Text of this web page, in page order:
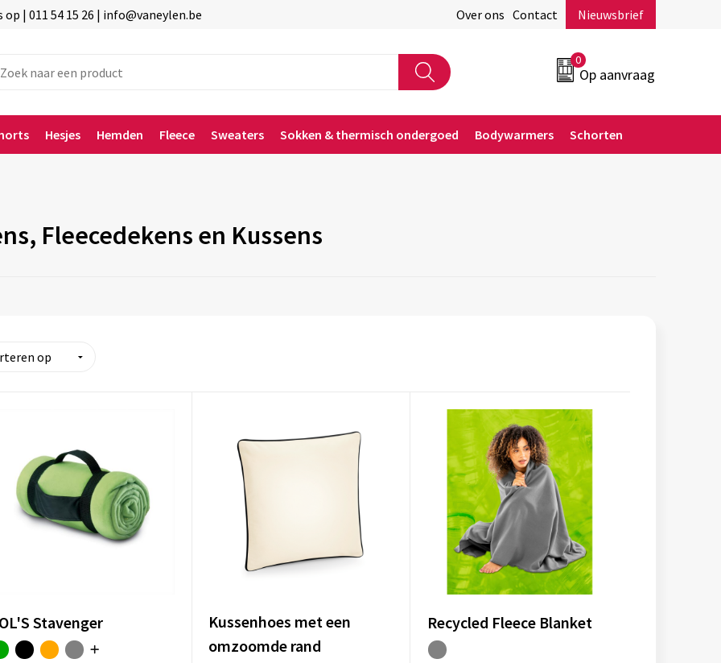
| 011 54 15 26 | info@vaneylen.be Over ons Contact Nieuwsbrief
0
Op aanvraag
Hesjes Hemden Fleece Sweaters Sokken & thermisch ondergoed Bodywarmers Schorten
Fleecedekens en Kussens
Stavenger
Kussenhoes met een
omzoomde rand
Recycled Fleece Blanket